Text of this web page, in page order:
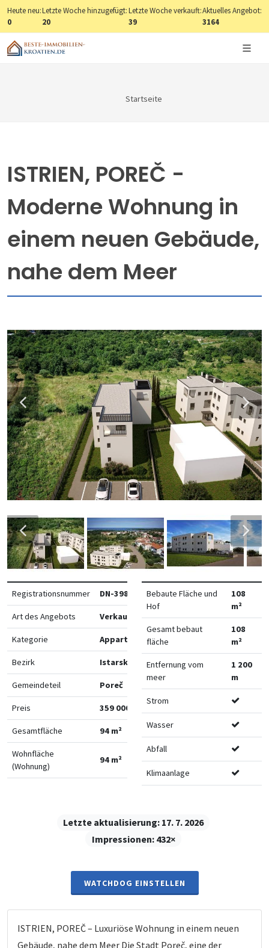
Heute neu:
0
Letzte Woche hinzugefügt:
20
Letzte Woche verkauft:
39
Aktuelles Angebot:
3164
Startseite
ISTRIEN, POREČ -
Moderne Wohnung in
einem neuen Gebäude,
nahe dem Meer
Registrationsnummer DN-39889
Art des Angebots Verkauf
Kategorie Appartements
Bezirk Istarska
Gemeindeteil Poreč
Preis 359 000 €
Gesamtfläche 94 m²
Wohnfläche
(Wohnung)
94 m²
Bebaute Fläche und
Hof
108
m²
Gesamt bebaut
fläche
108
m²
Entfernung vom
meer
1 200
m
Strom
Wasser
Abfall
Klimaanlage
Letzte aktualisierung: 17. 7. 2026
Impressionen: 432×
WATCHDOG EINSTELLEN
ISTRIEN, POREČ – Luxuriöse Wohnung in einem neuen
Gebäude, nahe dem Meer Die Stadt Poreč, eine der